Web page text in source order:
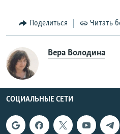
Поделиться Читать
Вера Володина
СОЦИАЛЬНЫЕ СЕТИ